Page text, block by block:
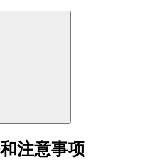
注意事项